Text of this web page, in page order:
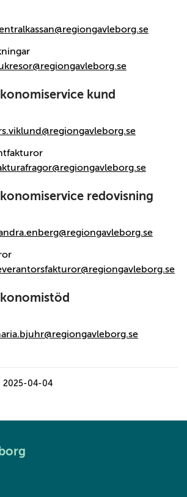
kund
redovisning
2025-04-04